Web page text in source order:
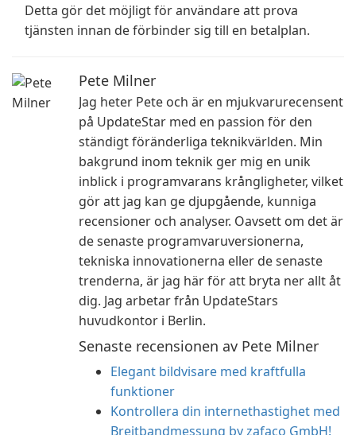
Detta gör det möjligt för användare att prova
tjänsten innan de förbinder sig till en betalplan.
Pete Milner
Jag heter Pete och är en mjukvarurecensent
på UpdateStar med en passion för den
ständigt föränderliga teknikvärlden. Min
bakgrund inom teknik ger mig en unik
inblick i programvarans krångligheter, vilket
gör att jag kan ge djupgående, kunniga
recensioner och analyser. Oavsett om det är
de senaste programvaruversionerna,
tekniska innovationerna eller de senaste
trenderna, är jag här för att bryta ner allt åt
dig. Jag arbetar från UpdateStars
huvudkontor i Berlin.
Senaste recensionen av Pete Milner
Elegant bildvisare med kraftfulla
funktioner
Kontrollera din internethastighet med
Breitbandmessung by zafaco GmbH!